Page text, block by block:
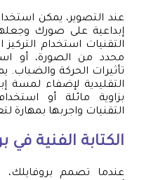
عند التصوير، يمكن
إبداعية على صورك
التقنيات استخدام
محدد من الصورة، أو
تأثيرات الحركة والضباب.
التقليدية لإضفاء لمسة
بزاوية مائلة أو
التقنيات واجربها بمهارة
الكتابة الفنية في
عندما تصمم بروفايلك،